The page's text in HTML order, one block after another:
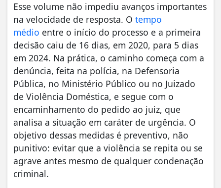
Esse volume não impediu avanços importantes
na velocidade de resposta. O tempo
médio entre o início do processo e a primeira
decisão caiu de 16 dias, em 2020, para 5 dias
em 2024. Na prática, o caminho começa com a
denúncia, feita na polícia, na Defensoria
Pública, no Ministério Público ou no Juizado
de Violência Doméstica, e segue com o
encaminhamento do pedido ao juiz, que
analisa a situação em caráter de urgência. O
objetivo dessas medidas é preventivo, não
punitivo: evitar que a violência se repita ou se
agrave antes mesmo de qualquer condenação
criminal.